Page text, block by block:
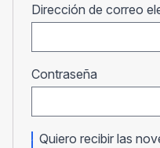
Dirección de correo
Contraseña
Quiero recibir las